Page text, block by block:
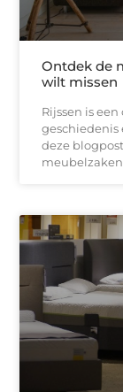
Ontdek de
wilt missen
Rijssen is
geschiedenis
deze